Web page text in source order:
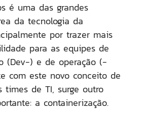
é uma das grandes
da tecnologia da
por trazer mais
para as equipes de
(Dev-) e de operação (-
com este novo conceito de
times de TI, surge outro
a containerização.